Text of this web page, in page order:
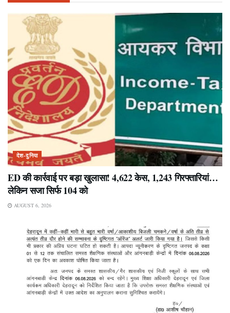
देश-दुनिया
ED की कार्रवाई पर बड़ा खुलासा! 4,622 केस, 1,243 गिरफ्तारियां…
लेकिन सजा सिर्फ 104 को
AUGUST 6, 2026